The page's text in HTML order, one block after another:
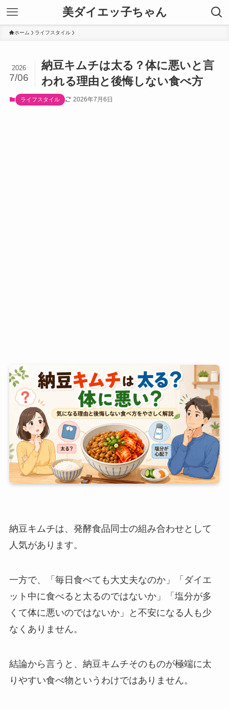
美ダイエッ子ちゃん
ホーム ライフスタイル
納豆キムチは太る？体に悪いと言
われる理由と後悔しない食べ方
2026
7/06
ライフスタイル 2026年7月6日
納豆キムチは、発酵食品同士の組み合わせとして
人気があります。
一方で、「毎日食べても大丈夫なのか」「ダイエ
ット中に食べると太るのではないか」「塩分が多
くて体に悪いのではないか」と不安になる人も少
なくありません。
結論から言うと、納豆キムチそのものが極端に太
りやすい食べ物というわけではありません。